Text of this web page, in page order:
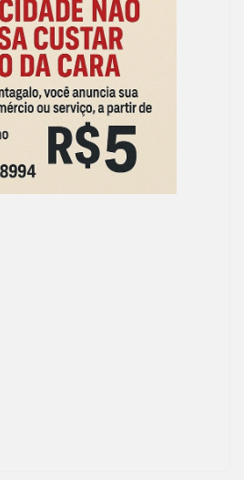
ar
e